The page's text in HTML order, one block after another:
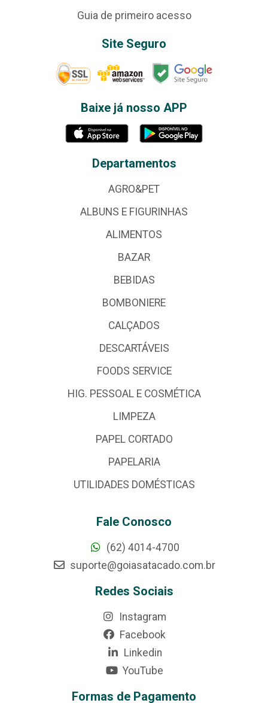
Guia de primeiro acesso
Site Seguro
Baixe já nosso APP
Departamentos
AGRO&PET
ALBUNS E FIGURINHAS
ALIMENTOS
BAZAR
BEBIDAS
BOMBONIERE
CALÇADOS
DESCARTÁVEIS
FOODS SERVICE
HIG. PESSOAL E COSMÉTICA
LIMPEZA
PAPEL CORTADO
PAPELARIA
UTILIDADES DOMÉSTICAS
Fale Conosco
(62) 4014-4700
suporte@goiasatacado.com.br
Redes Sociais
Instagram
Facebook
Linkedin
YouTube
Formas de Pagamento